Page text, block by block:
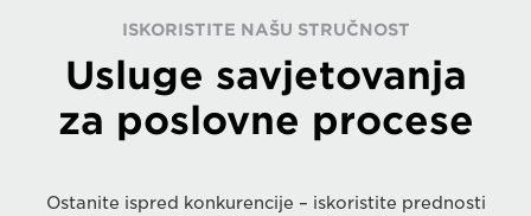
ISKORISTITE NAŠU STRUČNOST
Usluge savjetovanja
za poslovne procese
Ostanite ispred konkurencije – iskoristite prednosti